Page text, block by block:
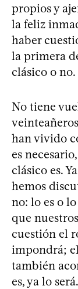
propios y
la feliz
haber
la primera
clásico o no.
No tiene
han vivido
es
clásico es.
hemos
no: lo es o
que
cuestión el
impondrá;
también
es, ya lo